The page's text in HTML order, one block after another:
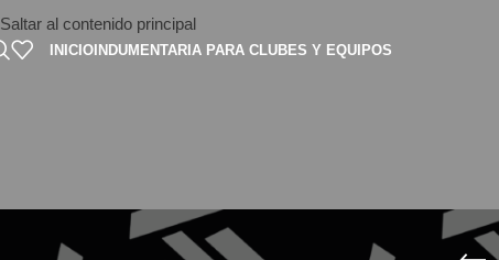
Saltar al contenido principal
INICIOINDUMENTARIA PARA CLUBES Y EQUIPOS